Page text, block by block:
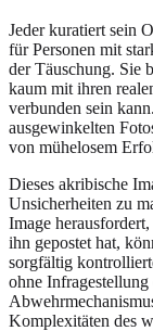
Jeder kuratiert sein
für Personen mit
der Täuschung. Sie
kaum mit ihren
verbunden sein
ausgewinkelten
von mühelosem
Dieses akribische
Unsicherheiten zu
Image
ihn gepostet hat,
sorgfältig
ohne
Komplexitäten des